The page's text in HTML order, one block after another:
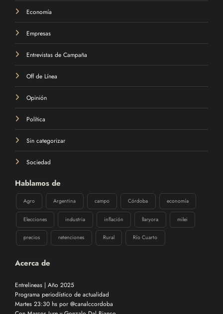
Economía
Empresas
Entrevistas de Campaña
Off de Línea
Opinión
Política
Sin categorizar
Sociedad
Hablamos de
Agro Argentina campo Córdoba economía
Elecciones industria inflación llaryora milei
precios retenciones Rural Río Cuarto
Acerca de
Entrelineas | Año 2025
Programa periodístico de actualidad
Martes 23:30 hs por @canalccordoba